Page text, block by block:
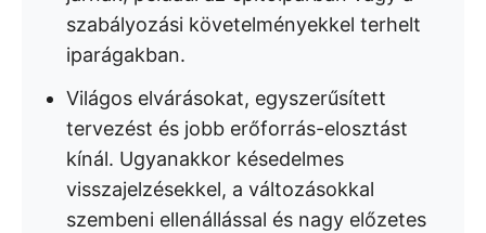
szabályozási követelményekkel terhelt
iparágakban.
Világos elvárásokat, egyszerűsített
tervezést és jobb erőforrás-elosztást
kínál. Ugyanakkor késedelmes
visszajelzésekkel, a változásokkal
szembeni ellenállással és nagy előzetes